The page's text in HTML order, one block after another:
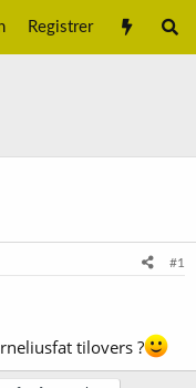
Registrer
#1
tilovers ?